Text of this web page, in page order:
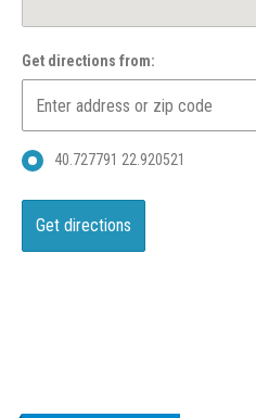
Get directions from:
40.727791 22.920521